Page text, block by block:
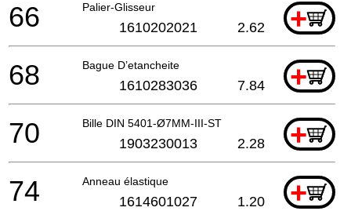
Palier-Glisseur +
66 1610202021 2.62
Bague D’etancheite +
68 1610283036 7.84
Bille DIN 5401-Ø7MM-III-ST +
70 1903230013 2.28
Anneau élastique +
74 1614601027 1.20